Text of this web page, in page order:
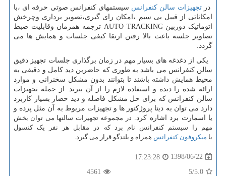
درتجهیزات سالن کنفرانس سیستمهای کنفرانس صوتی حرفه ای ،با
امکاناتی از قبیل بی سیم ،امکان رای گیری،تصویر برداری وچرخش
اتوماتیک دوربین AUTO TRACKING ترجمه همزمان وقابلیت ضبط
تصاویر جلسه باعث بالا رفتن ارتقا کیفی جلسات و همایش ها می
گردد.
یکی از دغدغه های بسیار مهم در زمان برگذاری جلسات تجهیز دقیق
سالن کنفرانس می باشد به طوری که حاضرین دید کامل و دقیقی به
محیط همایش داشته باشند تا بتوانند بدون مشکل سخنرانی و موارد
ارائه شده را دیده و استفاده لازم را از آن ببرند. از جمله تجهیزات
سالن کنفرانس که برای حل مشکل فاصله و دید حضار بسیار کاربرد
دارد می توان به دیتا پروژکتور ها و تجهیزات مربوط به آن مثل پرده و
یا اسمارت برد اشاره کرد. در مجموعه تجهیزات سالنها می توان بخش
مهم را سیستم کنفرانس نام برد که در مقابل هر نفر یک کنسول
با میکروفون کنفرانس همراه و بلندگو قرار می گیرد.
1398/06/22
17:23:28
5.0
/5
4561